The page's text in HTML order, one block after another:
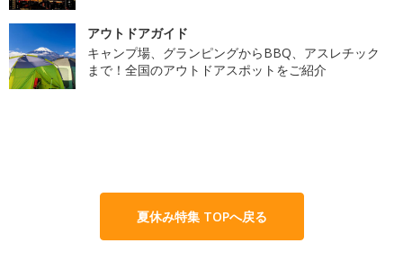
アウトドアガイド
キャンプ場、グランピングからBBQ、アスレチック
まで！全国のアウトドアスポットをご紹介
夏休み特集 TOPへ戻る